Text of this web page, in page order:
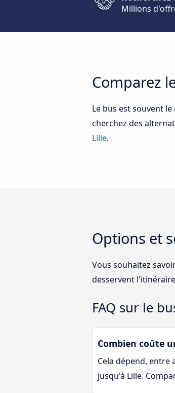
Millions
Comparez
Le bus est souvent
cherchez des
Lille.
Options et
Vous souhaitez
desservent
FAQ sur le
Combien coûte
Cela dépend,
jusqu'à Lille.